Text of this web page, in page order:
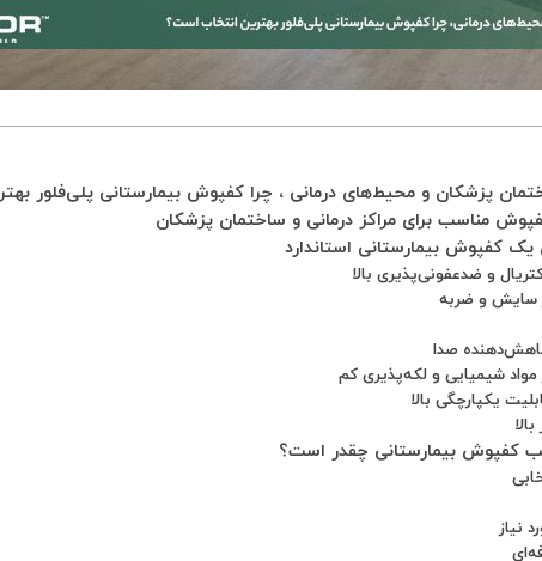
پزشکان و محیط‌های درمانی ، چرا کفپوش بیمارستانی پلی‌فلور
مناسب برای مراکز درمانی و ساختمان پزشکان
کفپوش بیمارستانی استاندارد
کفپوش بیمارستانی چقدر است؟